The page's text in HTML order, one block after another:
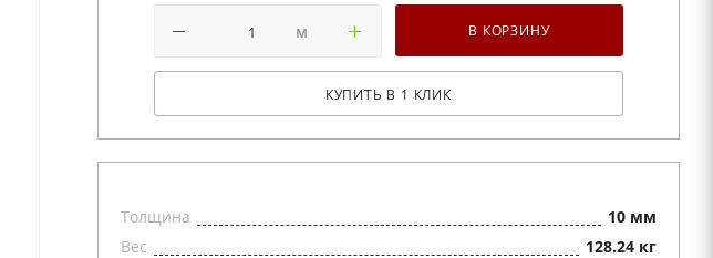
м В КОРЗИНУ
КУПИТЬ В 1 КЛИК
Толщина
10 мм
Вес
128.24 кг